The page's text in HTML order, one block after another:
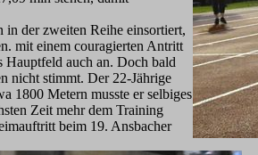
der zweiten Reihe einsortiert,
mit einem couragierten Antritt
Hauptfeld auch an. Doch bald
nicht stimmt. Der 22-Jährige
1800 Metern musste er selbiges
Zeit mehr dem Training
beim 19. Ansbacher